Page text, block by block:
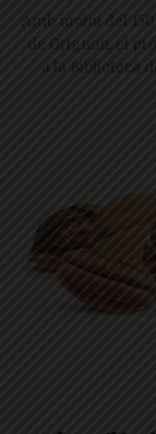
Amb motiu del
de Grignon, el
a la Biblioteca